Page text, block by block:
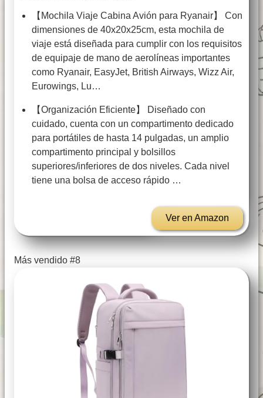
【Mochila Viaje Cabina Avión para Ryanair】 Con
dimensiones de 40x20x25cm, esta mochila de
viaje está diseñada para cumplir con los requisitos
de equipaje de mano de aerolíneas importantes
como Ryanair, EasyJet, British Airways, Wizz Air,
Eurowings, Lu…
【Organización Eficiente】 Diseñado con
cuidado, cuenta con un compartimento dedicado
para portátiles de hasta 14 pulgadas, un amplio
compartimento principal y bolsillos
superiores/inferiores de dos niveles. Cada nivel
tiene una bolsa de acceso rápido …
Ver en Amazon
Más vendido #8